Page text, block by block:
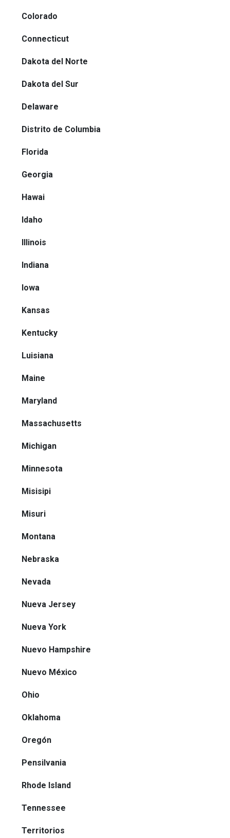
Colorado
Connecticut
Dakota del Norte
Dakota del Sur
Delaware
Distrito de Columbia
Florida
Georgia
Hawai
Idaho
Illinois
Indiana
Iowa
Kansas
Kentucky
Luisiana
Maine
Maryland
Massachusetts
Michigan
Minnesota
Misisipi
Misuri
Montana
Nebraska
Nevada
Nueva Jersey
Nueva York
Nuevo Hampshire
Nuevo México
Ohio
Oklahoma
Oregón
Pensilvania
Rhode Island
Tennessee
Territorios